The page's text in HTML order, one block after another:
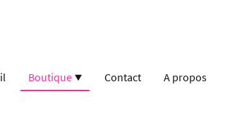
Boutique Contact A propos